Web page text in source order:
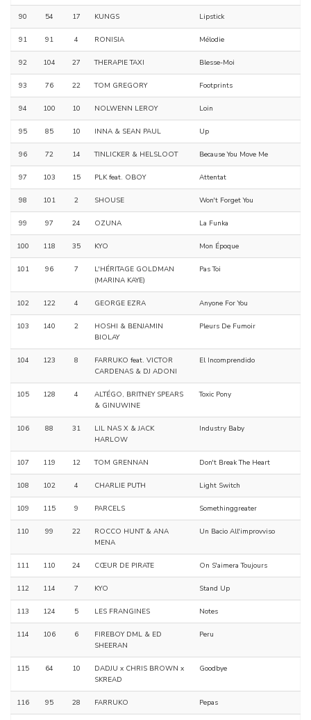
90 54 17 KUNGS Lipstick
91 91 4 RONISIA Mélodie
92 104 27 THERAPIE TAXI Blesse-Moi
93 76 22 TOM GREGORY Footprints
94 100 10 NOLWENN LEROY Loin
95 85 10 INNA & SEAN PAUL Up
96 72 14 TINLICKER & HELSLOOT Because You Move Me
97 103 15 PLK feat. OBOY Attentat
98 101 2 SHOUSE Won't Forget You
99 97 24 OZUNA La Funka
100 118 35 KYO Mon Époque
101 96 7
L'HÉRITAGE GOLDMAN
(MARINA KAYE)
Pas Toi
102 122 4 GEORGE EZRA Anyone For You
103 140 2
HOSHI & BENJAMIN
BIOLAY
Pleurs De Fumoir
104 123 8
FARRUKO feat. VICTOR
CARDENAS & DJ ADONI
El Incomprendido
105 128 4
ALTÉGO, BRITNEY SPEARS
& GINUWINE
Toxic Pony
106 88 31
LIL NAS X & JACK
HARLOW
Industry Baby
107 119 12 TOM GRENNAN Don't Break The Heart
108 102 4 CHARLIE PUTH Light Switch
109 115 9 PARCELS Somethinggreater
110 99 22
ROCCO HUNT & ANA
MENA
Un Bacio All'improvviso
111 110 24 CŒUR DE PIRATE On S'aimera Toujours
112 114 7 KYO Stand Up
113 124 5 LES FRANGINES Notes
114 106 6
FIREBOY DML & ED
SHEERAN
Peru
115 64 10
DADJU x CHRIS BROWN x
SKREAD
Goodbye
116 95 28 FARRUKO Pepas